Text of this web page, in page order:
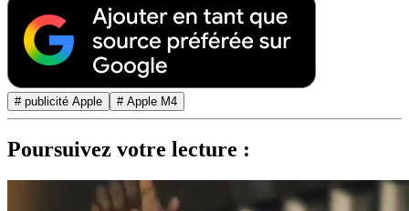
# publicité Apple # Apple M4
Poursuivez votre lecture :